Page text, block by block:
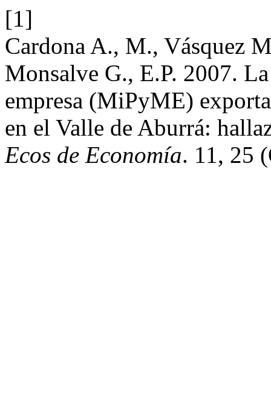
[1]
Cardona A., M., Vásquez
Monsalve G., E.P. 2007.
empresa (MiPyME)
en el Valle de Aburrá:
Ecos de Economía. 11, 25